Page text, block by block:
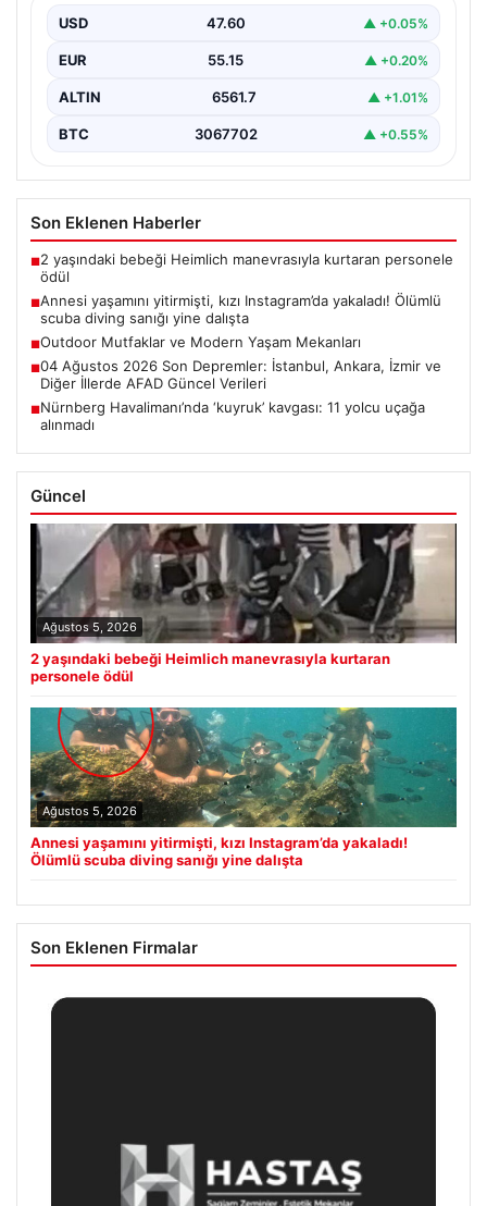
USD 47.60 ▲ +0.05%
EUR 55.15 ▲ +0.20%
ALTIN 6561.7 ▲ +1.01%
BTC 3067702 ▲ +0.55%
Son Eklenen Haberler
■2 yaşındaki bebeği Heimlich manevrasıyla kurtaran personele
ödül
■Annesi yaşamını yitirmişti, kızı Instagram’da yakaladı! Ölümlü
scuba diving sanığı yine dalışta
■Outdoor Mutfaklar ve Modern Yaşam Mekanları
■04 Ağustos 2026 Son Depremler: İstanbul, Ankara, İzmir ve
Diğer İllerde AFAD Güncel Verileri
■Nürnberg Havalimanı’nda ‘kuyruk’ kavgası: 11 yolcu uçağa
alınmadı
Güncel
Ağustos 5, 2026
2 yaşındaki bebeği Heimlich manevrasıyla kurtaran
personele ödül
Ağustos 5, 2026
Annesi yaşamını yitirmişti, kızı Instagram’da yakaladı!
Ölümlü scuba diving sanığı yine dalışta
Son Eklenen Firmalar